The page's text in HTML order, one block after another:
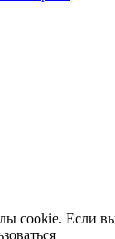
cookie. Если